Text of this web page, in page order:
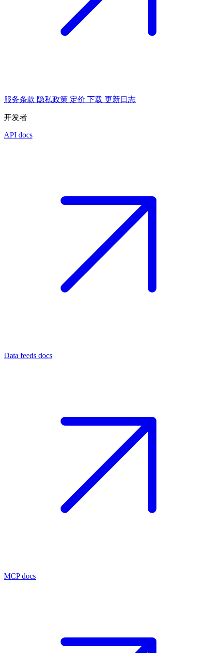
服务条款 隐私政策 定价 下载 更新日志
开发者
API docs
Data feeds docs
MCP docs